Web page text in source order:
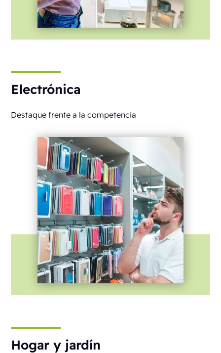
Electrónica
Destaque frente a la competencia
Hogar y jardín